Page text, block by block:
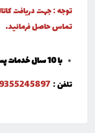
توجه : جهت دریافت
تماس حاصل فرمائید.
با 10 سال خدمات پس از فروش و تأمین قطعات
تلفن :